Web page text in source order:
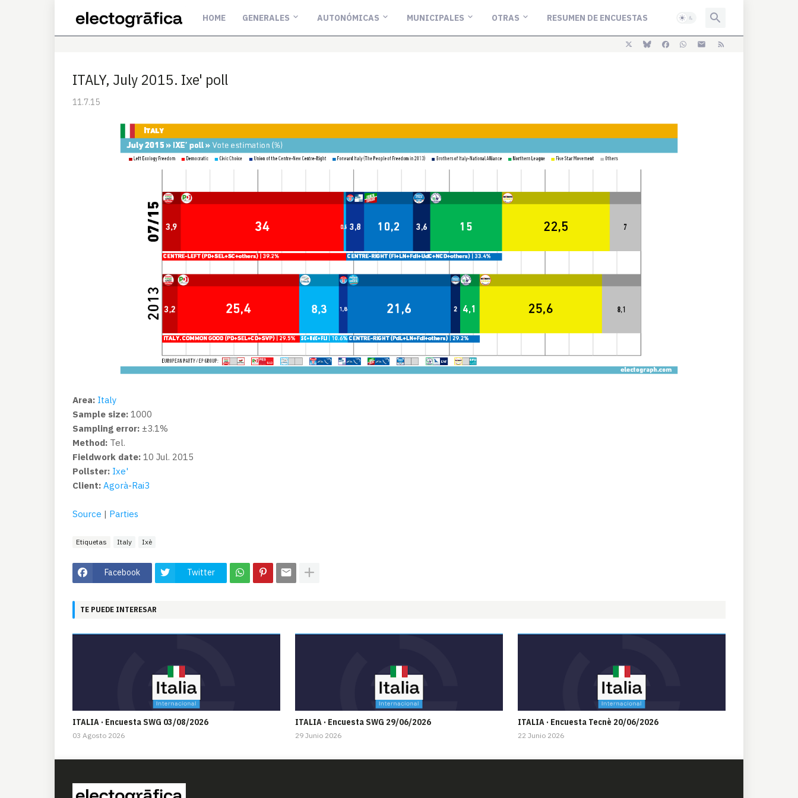
HOME GENERALES AUTONÓMICAS MUNICIPALES OTRAS RESUMEN DE ENCUESTAS
ITALY, July 2015. Ixe' poll
11.7.15
Area: Italy
Sample size: 1000
Sampling error: ±3.1%
Method: Tel.
Fieldwork date: 10 Jul. 2015
Pollster: Ixe'
Client: Agorà-Rai3
Source | Parties
Etiquetas Italy Ixè
Facebook Twitter
TE PUEDE INTERESAR
ITALIA · Encuesta SWG 03/08/2026
03 Agosto 2026
ITALIA · Encuesta SWG 29/06/2026
29 Junio 2026
ITALIA · Encuesta Tecnè 20/06/2026
22 Junio 2026